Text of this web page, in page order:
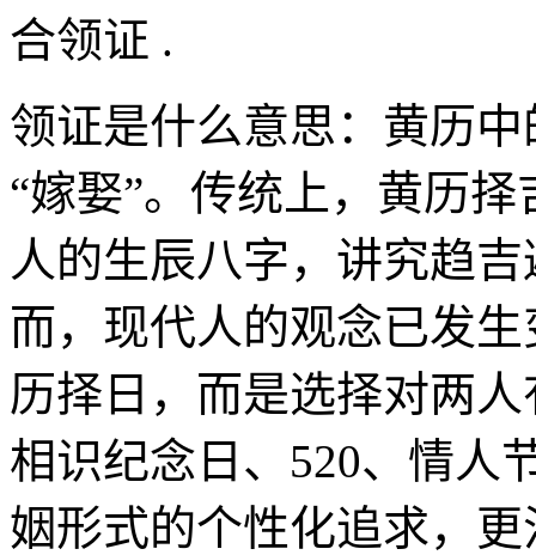
合领证 .
领证是什么意思：黄历
“嫁娶”。传统上，黄历
人的生辰八字，讲究趋
而，现代人的观念已发
历择日，而是选择对两
相识纪念日、520、情人
姻形式的个性化追求，